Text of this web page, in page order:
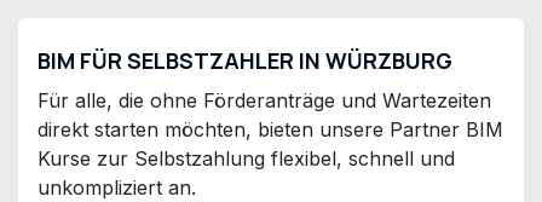
BIM FÜR SELBSTZAHLER IN WÜRZBURG
Für alle, die ohne Förderanträge und Wartezeiten
direkt starten möchten, bieten unsere Partner BIM
Kurse zur Selbstzahlung flexibel, schnell und
unkompliziert an.